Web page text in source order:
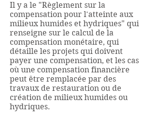
Il y a le "Règlement sur la
compensation pour l'atteinte aux
milieux humides et hydriques" qui
renseigne sur le calcul de la
compensation monétaire, qui
détaille les projets qui doivent
payer une compensation, et les cas
où une compensation financière
peut être remplacée par des
travaux de restauration ou de
création de milieux humides ou
hydriques.